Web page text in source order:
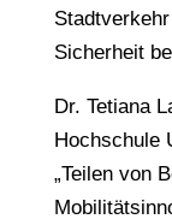
Sicherheit
Dr. Tetiana
Hochschule
„Teilen von